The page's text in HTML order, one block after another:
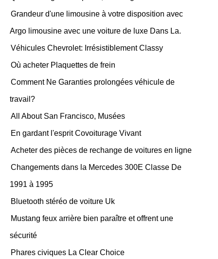
Grandeur d'une limousine à votre disposition avec
Argo limousine avec une voiture de luxe Dans La.
Véhicules Chevrolet: Irrésistiblement Classy
Où acheter Plaquettes de frein
Comment Ne Garanties prolongées véhicule de
travail?
All About San Francisco, Musées
En gardant l'esprit Covoiturage Vivant
Acheter des pièces de rechange de voitures en ligne
Changements dans la Mercedes 300E Classe De
1991 à 1995
Bluetooth stéréo de voiture Uk
Mustang feux arrière bien paraître et offrent une
sécurité
Phares civiques La Clear Choice